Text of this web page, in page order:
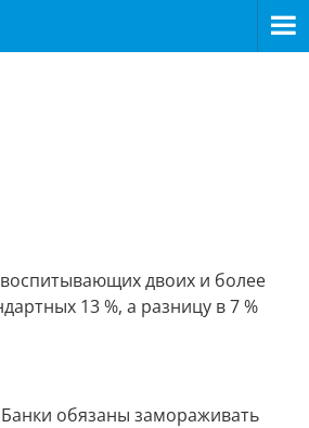
двоих и более
13 %, а разницу в 7 %
обязаны замораживать